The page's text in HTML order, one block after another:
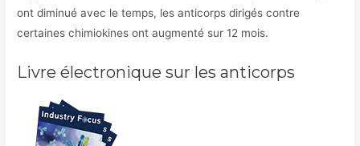
ont diminué avec le temps, les anticorps dirigés contre
certaines chimiokines ont augmenté sur 12 mois.
Livre électronique sur les anticorps